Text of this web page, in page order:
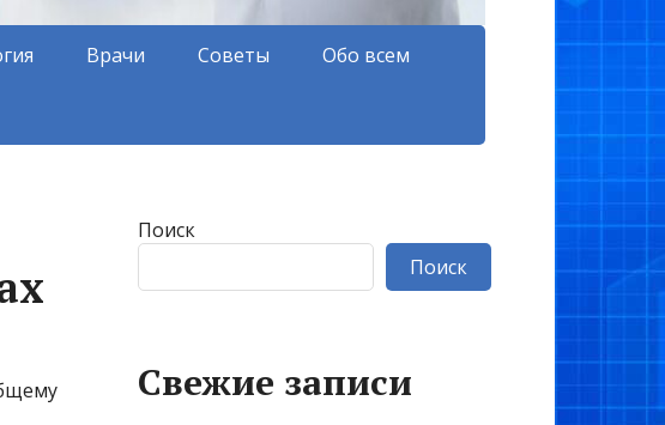
Врачи Советы Обо всем
Поиск
Поиск
Свежие записи